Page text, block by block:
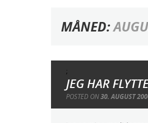
MÅNED:
;
JEG HAR
POSTED ON30. AUGUST